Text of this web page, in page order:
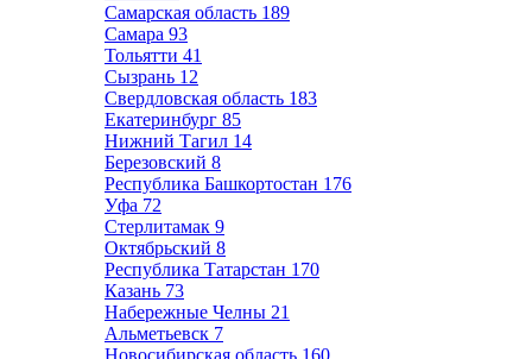
Самарская область 189
Самара 93
Тольятти 41
Сызрань 12
Свердловская область 183
Екатеринбург 85
Нижний Тагил 14
Березовский 8
Республика Башкортостан 176
Уфа 72
Стерлитамак 9
Октябрьский 8
Республика Татарстан 170
Казань 73
Набережные Челны 21
Альметьевск 7
Новосибирская область 160